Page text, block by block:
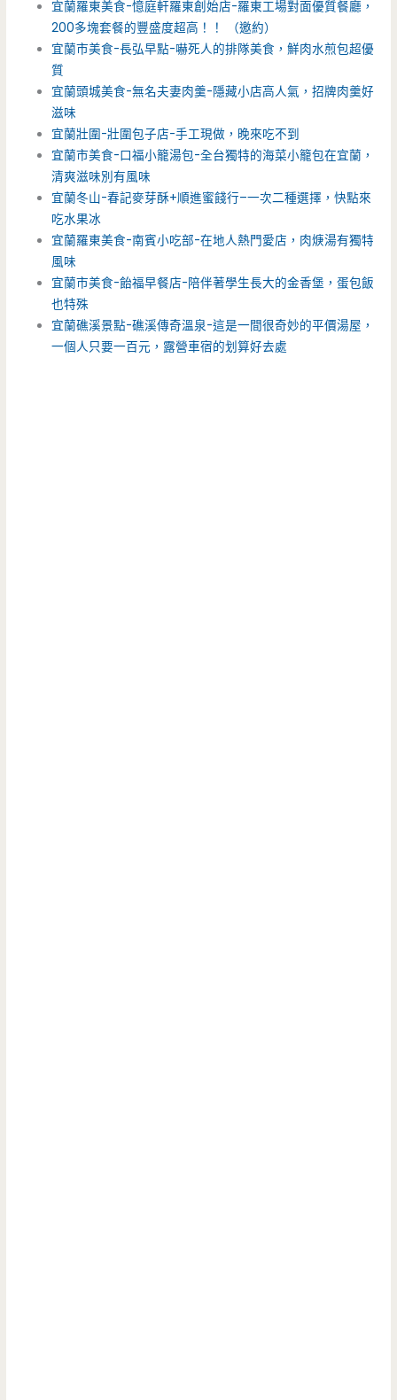
宜蘭羅東美食-憶庭軒羅東創始店-羅東工場對面優質餐廳，
200多塊套餐的豐盛度超高！！ （邀約）
宜蘭市美食-長弘早點-嚇死人的排隊美食，鮮肉水煎包超優
質
宜蘭頭城美食-無名夫妻肉羹-隱藏小店高人氣，招牌肉羹好
滋味
宜蘭壯圍-壯圍包子店-手工現做，晚來吃不到
宜蘭市美食-口福小籠湯包-全台獨特的海菜小籠包在宜蘭，
清爽滋味別有風味
宜蘭冬山-春記麥芽酥+順進蜜餞行–一次二種選擇，快點來
吃水果冰
宜蘭羅東美食-南賓小吃部-在地人熱門愛店，肉焿湯有獨特
風味
宜蘭市美食-飴福早餐店-陪伴著學生長大的金香堡，蛋包飯
也特殊
宜蘭礁溪景點-礁溪傳奇溫泉-這是一間很奇妙的平價湯屋，
一個人只要一百元，露營車宿的划算好去處